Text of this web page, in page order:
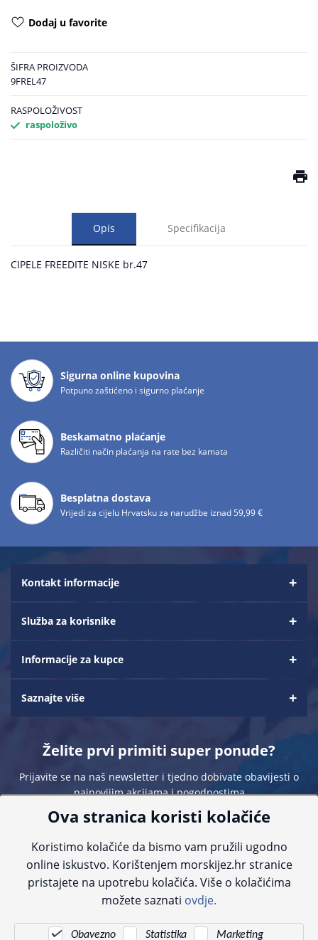
Dodaj u favorite
ŠIFRA PROIZVODA
9FREL47
RASPOLOŽIVOST
raspoloživo
Opis Specifikacija
CIPELE FREEDITE NISKE br.47
Sigurna online kupovina
Potpuno zaštićeno i sigurno plaćanje
Beskamatno plaćanje
Različiti način plaćanja na rate bez kamata
Besplatna dostava
Vrijedi za cijelu Hrvatsku za narudžbe iznad 59,99 €
Kontakt informacije
Služba za korisnike
Informacije za kupce
Saznajte više
Želite prvi primiti super ponude?
Prijavite se na naš newsletter i tjedno dobivate obavijesti o
najnovijim akcijama i pogodnostima
Sve navedene cijene sadrže PDV. Pokušavamo osigurati što preciznije
informacije, ali zbog tehnoloških ograničenja ne možemo garantirati potpunu
kontaktirajte nas putem telefona:+385 23 231 761ili e-maila:info@morskijez.hr
Ova stranica koristi kolačiće
Koristimo kolačiće da bismo vam pružili ugodno
online iskustvo. Korištenjem morskijez.hr stranice
pristajete na upotrebu kolačića. Više o kolačićima
možete saznati ovdje.
Obavezno Statistika Marketing